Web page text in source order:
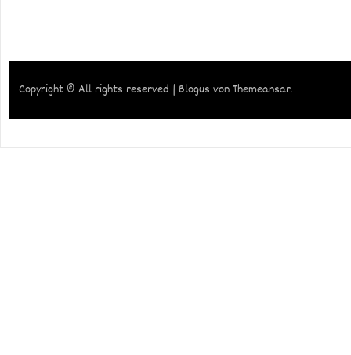
Copyright © All rights reserved | Blogus vonThemeansar.